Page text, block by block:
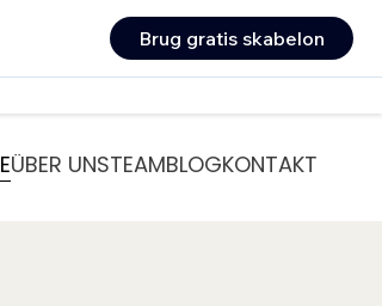
Brug gratis skabelon